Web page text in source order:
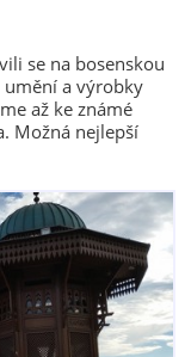
se na bosenskou
umění a výrobky
až ke známé
Možná nejlepší